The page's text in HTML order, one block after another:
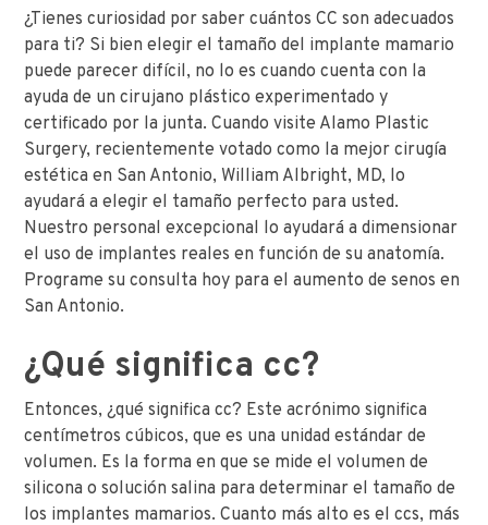
¿Tienes curiosidad por saber cuántos CC son adecuados
para ti? Si bien elegir el tamaño del implante mamario
puede parecer difícil, no lo es cuando cuenta con la
ayuda de un cirujano plástico experimentado y
certificado por la junta. Cuando visite Alamo Plastic
Surgery, recientemente votado como la mejor cirugía
estética en San Antonio, William Albright, MD, lo
ayudará a elegir el tamaño perfecto para usted.
Nuestro personal excepcional lo ayudará a dimensionar
el uso de implantes reales en función de su anatomía.
Programe su consulta hoy para el aumento de senos en
San Antonio.
¿Qué significa cc?
Entonces, ¿qué significa cc? Este acrónimo significa
centímetros cúbicos, que es una unidad estándar de
volumen. Es la forma en que se mide el volumen de
silicona o solución salina para determinar el tamaño de
los implantes mamarios. Cuanto más alto es el ccs, más